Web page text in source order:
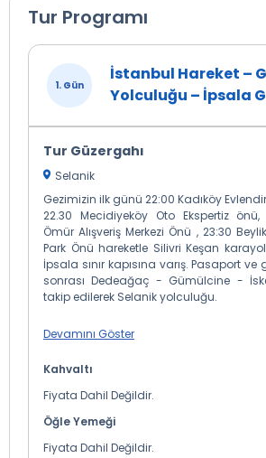
Tur Programı
1. Gün
İstanbul Hareket –
Yolculuğu – İpsala
Tur Güzergahı
Selanik
Gezimizin ilk günü 22:00 Kadıköy
22.30 Mecidiyeköy Oto Ekspertiz önü,
Ömür Alışveriş Merkezi Önü , 23:30
Park Önü hareketle Silivri Keşan
İpsala sınır kapısına varış. Pasaport
sonrası Dedeağaç - Gümülcine -
takip edilerek Selanik yolculuğu.
Devamını Göster
Kahvaltı
Fiyata Dahil Değildir.
Öğle Yemeği
Fiyata Dahil Değildir.